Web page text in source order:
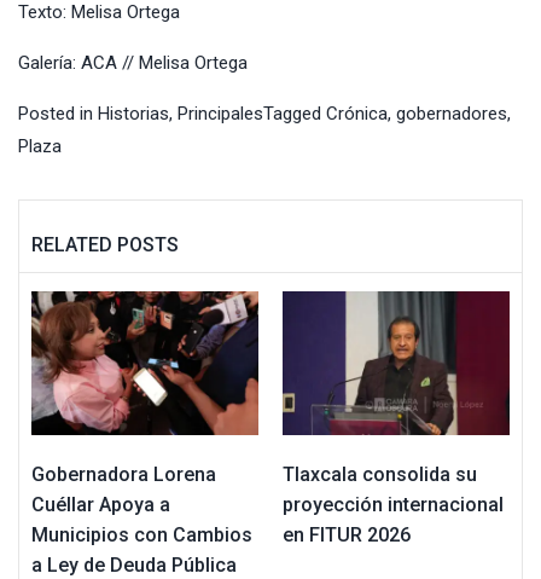
Texto: Melisa Ortega
Galería: ACA // Melisa Ortega
Posted in Historias, PrincipalesTagged Crónica, gobernadores,
Plaza
RELATED POSTS
Gobernadora Lorena
Cuéllar Apoya a
Municipios con Cambios
a Ley de Deuda Pública
Tlaxcala consolida su
proyección internacional
en FITUR 2026